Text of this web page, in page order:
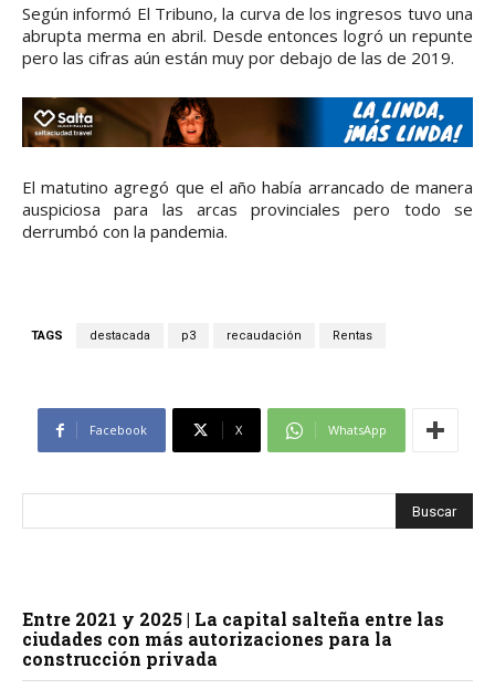
Según informó El Tribuno, la curva de los ingresos tuvo una
abrupta merma en abril. Desde entonces logró un repunte
pero las cifras aún están muy por debajo de las de 2019.
El matutino agregó que el año había arrancado de manera
auspiciosa para las arcas provinciales pero todo se
derrumbó con la pandemia.
TAGS destacada p3 recaudación Rentas
Facebook X WhatsApp
Entre 2021 y 2025 | La capital salteña entre las
ciudades con más autorizaciones para la
construcción privada